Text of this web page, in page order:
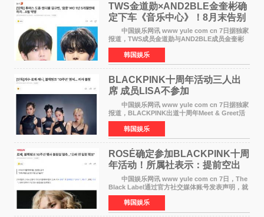
TWS金道勋×AND2BLE金奎彬确
定下车《音乐中心》！8月末告别
MC席位
中国娱乐网讯 www yule com cn 7日据独家
报道，TWS成员金道勋与AND2BLE成员金奎彬
将于8月离开《音乐中心》MC的位置。 金道
勋与金奎彬于去年3月与H2H A-NA一起被选为
《音乐中心》MC，约1
韩国娱乐
BLACKPINK十周年活动三人出
席 成员LISA不参加
中国娱乐网讯 www yule com cn 7日据独家
报道，BLACKPINK出道十周年Meet & Greet活
动将由智秀、ROS&Eacute;、JENNIE出席，
LISA将缺席。 此前BLACKPINK所属社YG并
未为组合出道十周年做
韩国娱乐
ROSÉ确定参加BLACKPINK十周
年活动！所属社表示：提前空出
了时间
中国娱乐网讯 www yule com cn 7日，The
Black Label通过官方社交媒体账号发表声明，就
近期网络上关于ROS&Eacute;个人行程及是否参
加BLACKPINK出道纪念活动的种种猜测作出正
式回应。 Th
韩国娱乐